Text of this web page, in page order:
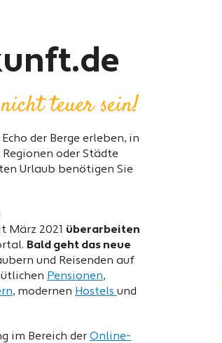
teuer sein!
der Berge erleben, in
Regionen oder Städte
Urlaub benötigen Sie
März 2021 überarbeiten
Bald geht das neue
und Reisenden auf
Pensionen,
, modernen Hostels und
im Bereich der Online-